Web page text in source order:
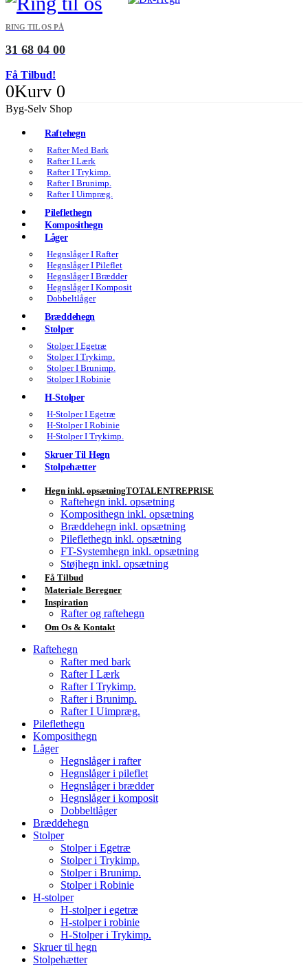
RING TIL OS PÅ
31 68 04 00
Få Tilbud!
0Kurv 0
Byg-Selv Shop
Raftehegn
Rafter Med Bark
Rafter I Lærk
Rafter I Trykimp.
Rafter I Brunimp.
Rafter I Uimpræg.
Pileflethegn
Komposithegn
Låger
Hegnslåger I Rafter
Hegnslåger I Pileflet
Hegnslåger I Brædder
Hegnslåger I Komposit
Dobbeltlåger
Bræddehegn
Stolper
Stolper I Egetræ
Stolper I Trykimp.
Stolper I Brunimp.
Stolper I Robinie
H-Stolper
H-Stolper I Egetræ
H-Stolper I Robinie
H-Stolper I Trykimp.
Skruer Til Hegn
Stolpehætter
Hegn inkl. opsætningTOTALENTREPRISE
Raftehegn inkl. opsætning
Komposithegn inkl. opsætning
Bræddehegn inkl. opsætning
Pileflethegn inkl. opsætning
FT-Systemhegn inkl. opsætning
Støjhegn inkl. opsætning
Få Tilbud
Materiale Beregner
Inspiration
Rafter og raftehegn
Om Os & Kontakt
Raftehegn
Rafter med bark
Rafter I Lærk
Rafter I Trykimp.
Rafter i Brunimp.
Rafter I Uimpræg.
Pileflethegn
Komposithegn
Låger
Hegnslåger i rafter
Hegnslåger i pileflet
Hegnslåger i brædder
Hegnslåger i komposit
Dobbeltlåger
Bræddehegn
Stolper
Stolper i Egetræ
Stolper i Trykimp.
Stolper i Brunimp.
Stolper i Robinie
H-stolper
H-stolper i egetræ
H-stolper i robinie
H-Stolper i Trykimp.
Skruer til hegn
Stolpehætter